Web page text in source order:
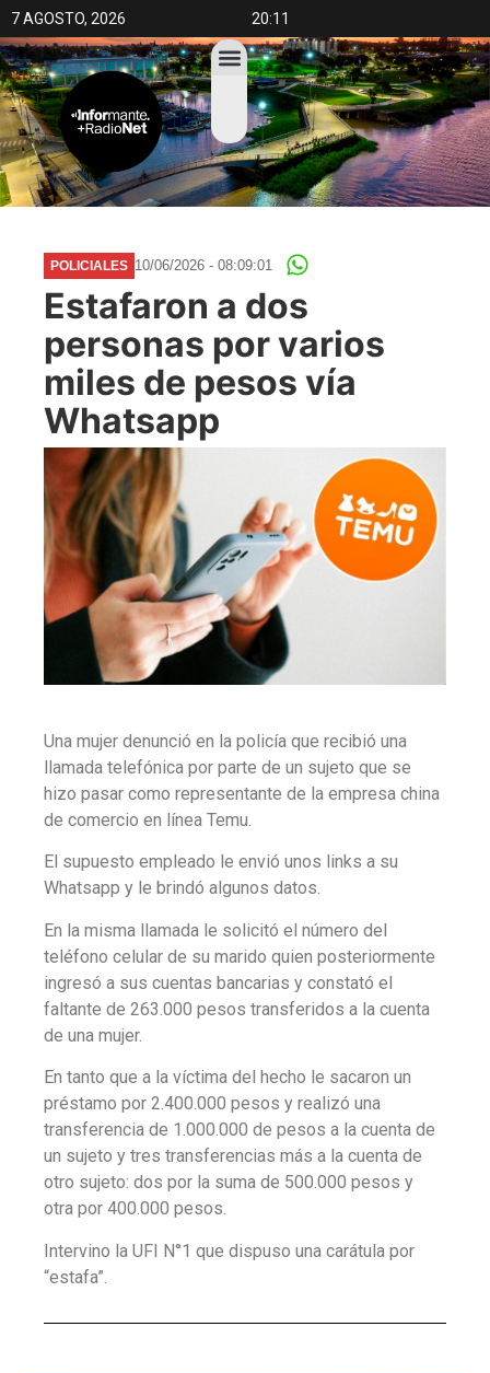
7 AGOSTO, 2026 20:11
POLICIALES 10/06/2026 - 08:09:01
Estafaron a dos
personas por varios
miles de pesos vía
Whatsapp
Una mujer denunció en la policía que recibió una
llamada telefónica por parte de un sujeto que se
hizo pasar como representante de la empresa china
de comercio en línea Temu.
El supuesto empleado le envió unos links a su
Whatsapp y le brindó algunos datos.
En la misma llamada le solicitó el número del
teléfono celular de su marido quien posteriormente
ingresó a sus cuentas bancarias y constató el
faltante de 263.000 pesos transferidos a la cuenta
de una mujer.
En tanto que a la víctima del hecho le sacaron un
préstamo por 2.400.000 pesos y realizó una
transferencia de 1.000.000 de pesos a la cuenta de
un sujeto y tres transferencias más a la cuenta de
otro sujeto: dos por la suma de 500.000 pesos y
otra por 400.000 pesos.
Intervino la UFI N°1 que dispuso una carátula por
“estafa”.